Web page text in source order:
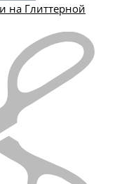
на Глиттерной